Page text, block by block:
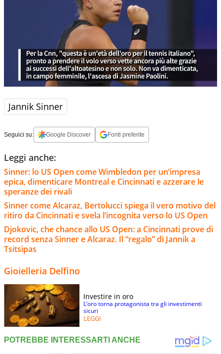
Jannik Sinner
Seguici su: Google Discover Fonti preferite
Leggi anche:
Sinner: lo US Open come Wimbledon per un’impresa
epica, dimenticare Montreal e Cincinnati e azzerare le
speranze dei rivali
Sinner come Alcaraz, Bertolucci spiega il vero motivo del
ritiro da Cincinnati e svela l’incognita verso lo US Open
Djokovic, che chance allo US Open: a Cincinnati prove di
record senza Sinner e Alcaraz. Il “regalo” di Jannik a
Tsitsipas
Gioielleria Delfino
Investire in oro
L’oro torna protagonista tra gli investimenti
sicuri
LEGGI